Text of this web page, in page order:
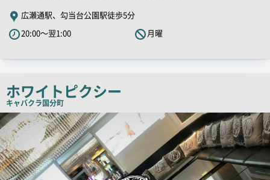
舗
PR
キ
コ
ピ
ー
広瀬通駅、勾当台公園駅徒歩5分
20:00～翌1:00
月曜
ホワイトピクシー
キャバクラ国分町
店
舗
PR
画
像